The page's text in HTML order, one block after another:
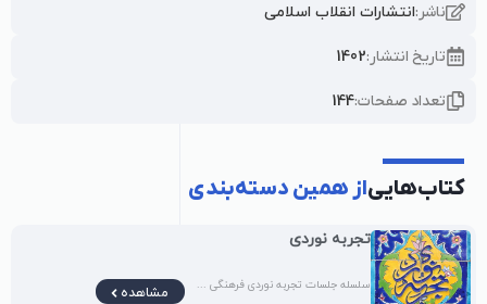
ناشر:انتشارات انقلاب اسلامی
تاریخ انتشار:1402
تعداد صفحات:144
کتاب‌هاییاز همین دسته‌بندی
تجربه نوردی
سلسله جلسات تجربه نوردی فرهنگی ... مشاهده